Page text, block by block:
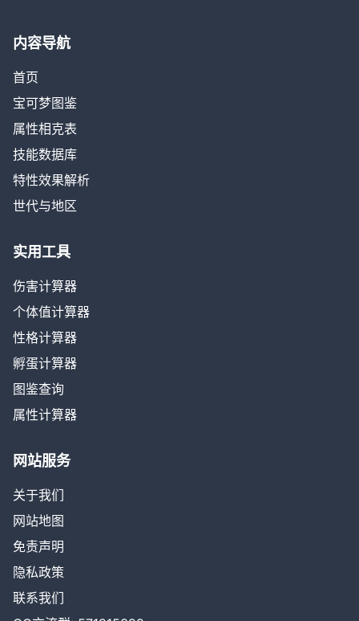
内容导航
首页
宝可梦图鉴
属性相克表
技能数据库
特性效果解析
世代与地区
实用工具
伤害计算器
个体值计算器
性格计算器
孵蛋计算器
图鉴查询
属性计算器
网站服务
关于我们
网站地图
免责声明
隐私政策
联系我们